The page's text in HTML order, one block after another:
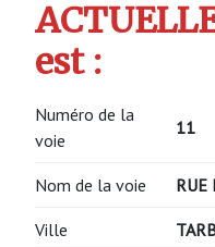
est :
Numéro de la
voie
11
Nom de la voie RUE
Ville